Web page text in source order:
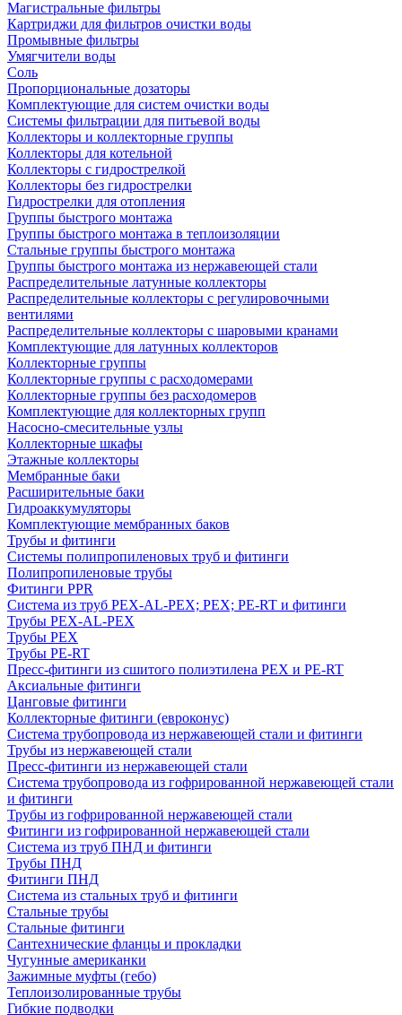
Магистральные фильтры
Картриджи для фильтров очистки воды
Промывные фильтры
Умягчители воды
Соль
Пропорциональные дозаторы
Комплектующие для систем очистки воды
Системы фильтрации для питьевой воды
Коллекторы и коллекторные группы
Коллекторы для котельной
Коллекторы с гидрострелкой
Коллекторы без гидрострелки
Гидрострелки для отопления
Группы быстрого монтажа
Группы быстрого монтажа в теплоизоляции
Стальные группы быстрого монтажа
Группы быстрого монтажа из нержавеющей стали
Распределительные латунные коллекторы
Распределительные коллекторы с регулировочными
вентилями
Распределительные коллекторы с шаровыми кранами
Комплектующие для латунных коллекторов
Коллекторные группы
Коллекторные группы с расходомерами
Коллекторные группы без расходомеров
Комплектующие для коллекторных групп
Насосно-смесительные узлы
Коллекторные шкафы
Этажные коллекторы
Мембранные баки
Расширительные баки
Гидроаккумуляторы
Комплектующие мембранных баков
Трубы и фитинги
Системы полипропиленовых труб и фитинги
Полипропиленовые трубы
Фитинги PPR
Система из труб PEX-AL-PEX; PEX; PE-RT и фитинги
Трубы PEX-AL-PEX
Трубы PEX
Трубы PE-RT
Пресс-фитинги из сшитого полиэтилена PEX и PE-RT
Аксиальные фитинги
Цанговые фитинги
Коллекторные фитинги (евроконус)
Система трубопровода из нержавеющей стали и фитинги
Трубы из нержавеющей стали
Пресс-фитинги из нержавеющей стали
Система трубопровода из гофрированной нержавеющей стали
и фитинги
Трубы из гофрированной нержавеющей стали
Фитинги из гофрированной нержавеющей стали
Система из труб ПНД и фитинги
Трубы ПНД
Фитинги ПНД
Система из стальных труб и фитинги
Стальные трубы
Стальные фитинги
Сантехнические фланцы и прокладки
Чугунные американки
Зажимные муфты (гебо)
Теплоизолированные трубы
Гибкие подводки